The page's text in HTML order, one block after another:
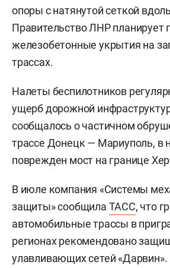
опоры с натянутой сеткой
Правительство ЛНР планирует
железобетонные укрытия на
трассах.
Налеты беспилотников
ущерб дорожной
сообщалось о частичном
трассе Донецк — Мариуполь, в
поврежден мост на границе
В июле компания «Системы
защиты» сообщила ТАСС, что
автомобильные трассы в
регионах рекомендовано
улавливающих сетей